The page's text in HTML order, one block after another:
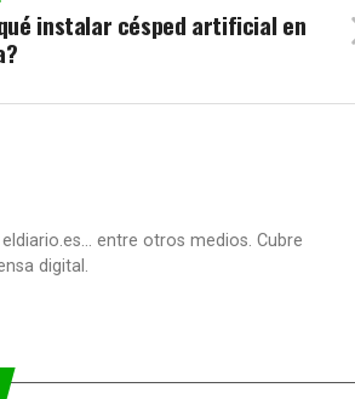
instalar césped artificial en
entre otros medios. Cubre
digital.